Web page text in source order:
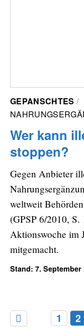
GEPANSCHTES
Wer kann
stoppen?
Gegen Anbieter
weltweit
(GPSP 6/2010,
Aktionswoche im
mitgemacht.
Stand: 7. September
1 2